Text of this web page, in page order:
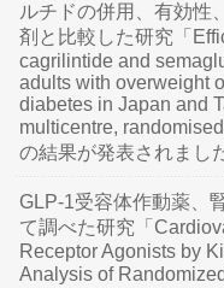
ルチドの併用、有効性
剤と比較した研究「
cagrilintide and
adults with overweight
diabetes in Japan and
multicentre,
の結果が発表されまし
GLP-1受容体作動薬、
て調べた研究「
Receptor Agonists by
Analysis of